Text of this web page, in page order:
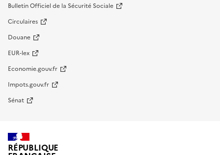
Bulletin Officiel de la Sécurité Sociale
Circulaires
Douane
EUR-lex
Economie.gouv.fr
Impots.gouv.fr
Sénat
RÉPUBLIQUE